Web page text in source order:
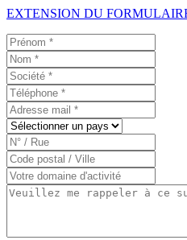
EXTENSION DU